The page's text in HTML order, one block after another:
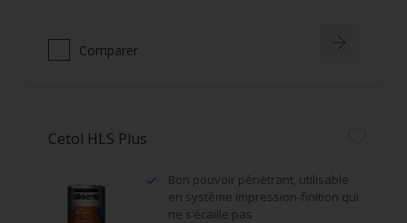
Comparer
Cetol HLS Plus
Bon pouvoir pénétrant, utilisable
en système impression-finition qui
ne s’écaille pas